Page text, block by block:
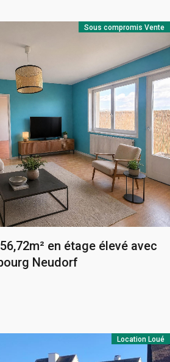
Sous compromis Vente
en étage élevé avec
Neudorf
Location Loué